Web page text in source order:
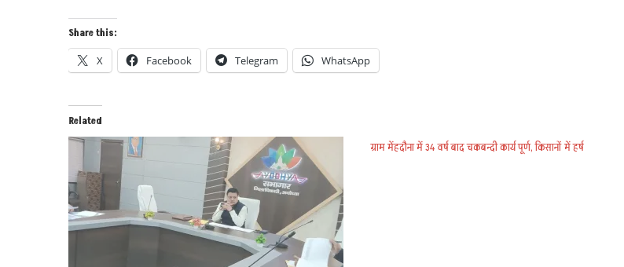
Share this:
X Facebook Telegram WhatsApp
Related
ग्राम मेंहदौना में 34 वर्ष बाद चकबन्दी कार्य पूर्ण, किसानों में हर्ष